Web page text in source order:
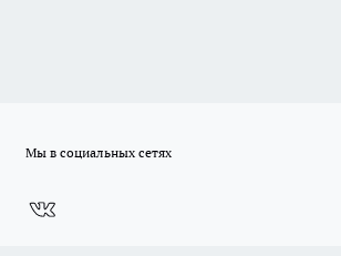
Мы в социальных сетях